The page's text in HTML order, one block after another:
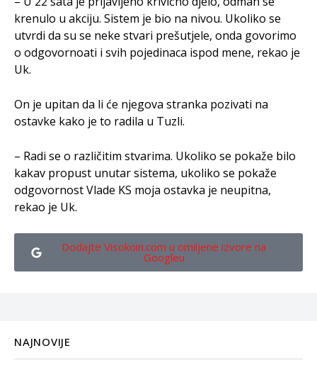
krenulo u akciju. Sistem je bio na nivou. Ukoliko se
utvrdi da su se neke stvari prešutjele, onda govorimo
o odgovornoati i svih pojedinaca ispod mene, rekao je
Uk.
On je upitan da li će njegova stranka pozivati na
ostavke kako je to radila u Tuzli.
– Radi se o različitim stvarima. Ukoliko se pokaže bilo
kakav propust unutar sistema, ukoliko se pokaže
odgovornost Vlade KS moja ostavka je neupitna,
rekao je Uk.
Dodajte Visokoin.com u omiljene izvore na
Googleu
NAJNOVIJE